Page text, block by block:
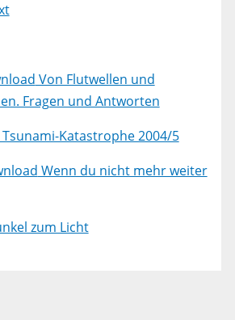
Von Flutwellen und
Fragen und Antworten
Katastrophe 2004/5
Wenn du nicht mehr weiter
zum Licht